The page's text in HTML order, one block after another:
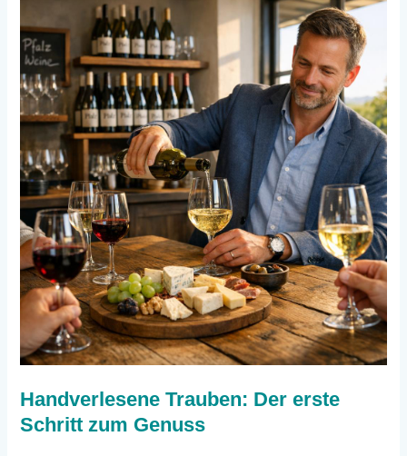
Handverlesene Trauben: Der erste
Schritt zum Genuss